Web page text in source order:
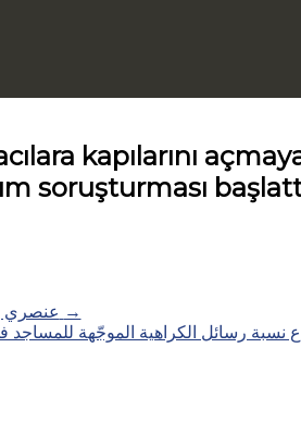
kapılarını
soruşturması
→ عنصري
نسبة رسائل الكراهية الموجّهة للمساجد في الولايات المتحدة